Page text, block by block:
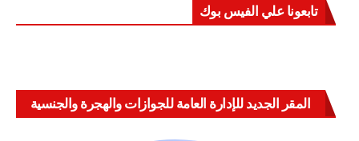
تابعونا علي الفيس بوك
المقر الجديد للإدارة العامة للجوازات والهجرة والجنسية